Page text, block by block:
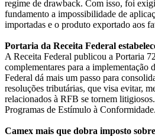
regime de drawback. Com isso, foi
fundamento a impossibilidade de
importadas e o produto exportado aos
Portaria da Receita Federal
A Receita Federal publicou a Portaria
complementares para a implementação
Federal dá mais um passo para
resoluções tributárias, que visa evitar,
relacionados à RFB se tornem
Programas de Estímulo à Conformidade.
Camex mais que dobra imposto